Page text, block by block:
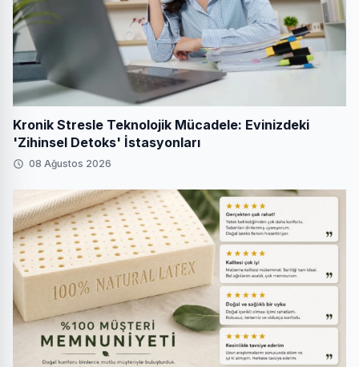
Kronik Stresle Teknolojik Mücadele: Evinizdeki
'Zihinsel Detoks' İstasyonları
08 Ağustos 2026